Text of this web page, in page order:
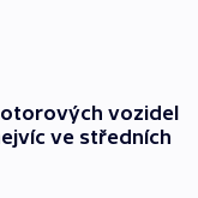
vozidel
ve středních